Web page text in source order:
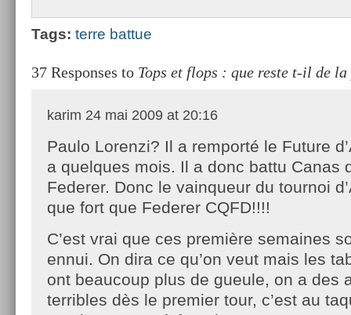
Tags: terre bat­tue
37 Responses to Tops et flops : que reste t-il de la
karim 24 mai 2009 at 20:16
Paulo Lorenzi? Il a remporté le Future
a quelques mois. Il a donc battu Canas
Federer. Donc le vainqueur du tournoi
que fort que Federer CQFD!!!!
C’est vrai que ces première semaines
ennui. On dira ce qu’on veut mais les
ont beaucoup plus de gueule, on a des
terribles dès le premier tour, c’est au